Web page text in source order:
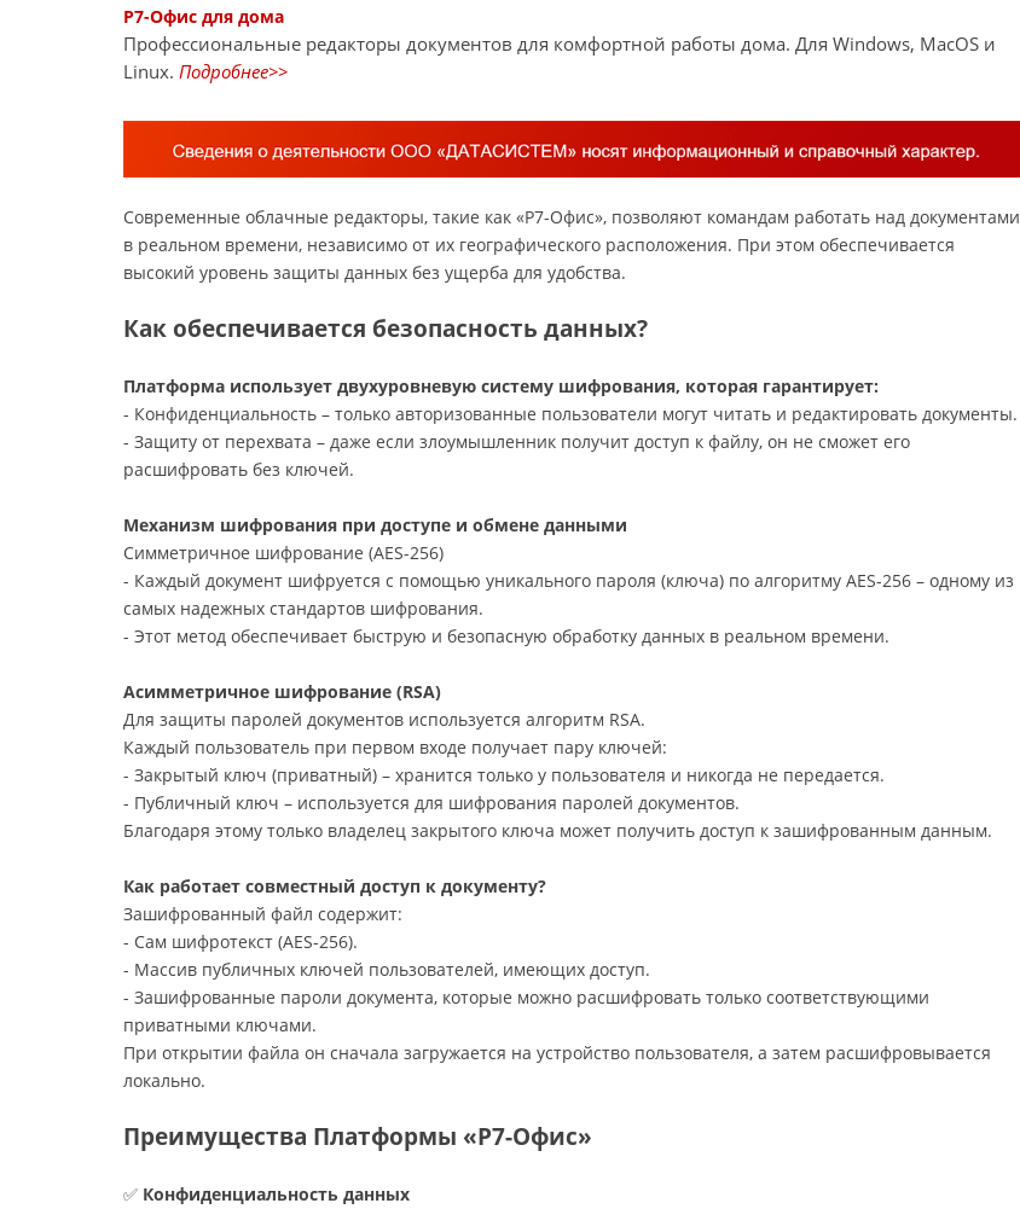
Р7-Офис для дома
Профессиональные редакторы документов для комфортной работы дома. Для Windows, MacOS и
Linux. Подробнее>>
Современные облачные редакторы, такие как «Р7-Офис», позволяют командам работать над документами
в реальном времени, независимо от их географического расположения. При этом обеспечивается
высокий уровень защиты данных без ущерба для удобства.
Как обеспечивается безопасность данных?
Платформа использует двухуровневую систему шифрования, которая гарантирует:
- Конфиденциальность – только авторизованные пользователи могут читать и редактировать документы.
- Защиту от перехвата – даже если злоумышленник получит доступ к файлу, он не сможет его
расшифровать без ключей.
Механизм шифрования при доступе и обмене данными
Симметричное шифрование (AES-256)
- Каждый документ шифруется с помощью уникального пароля (ключа) по алгоритму AES-256 – одному из
самых надежных стандартов шифрования.
- Этот метод обеспечивает быструю и безопасную обработку данных в реальном времени.
Асимметричное шифрование (RSA)
Для защиты паролей документов используется алгоритм RSA.
Каждый пользователь при первом входе получает пару ключей:
- Закрытый ключ (приватный) – хранится только у пользователя и никогда не передается.
- Публичный ключ – используется для шифрования паролей документов.
Благодаря этому только владелец закрытого ключа может получить доступ к зашифрованным данным.
Как работает совместный доступ к документу?
Зашифрованный файл содержит:
- Сам шифротекст (AES-256).
- Массив публичных ключей пользователей, имеющих доступ.
- Зашифрованные пароли документа, которые можно расшифровать только соответствующими
приватными ключами.
При открытии файла он сначала загружается на устройство пользователя, а затем расшифровывается
локально.
Преимущества Платформы «Р7-Офис»
✅ Конфиденциальность данных